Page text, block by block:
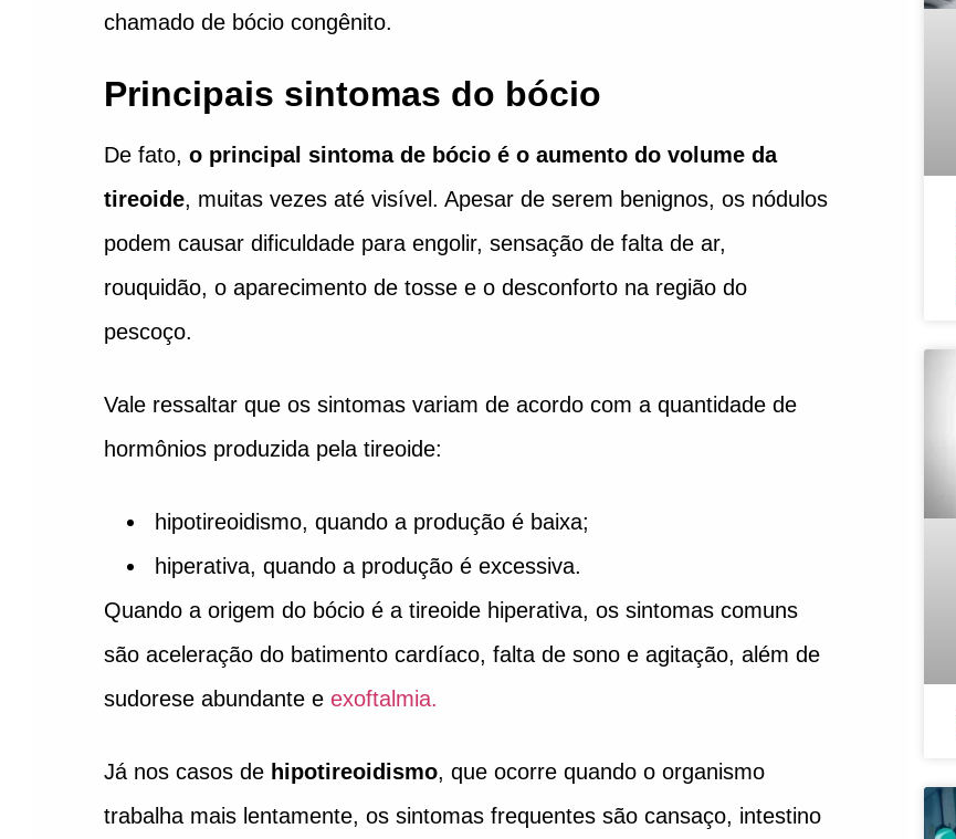
chamado de bócio congênito.
Principais sintomas do bócio
De fato, o principal sintoma de bócio é o aumento do volume da
tireoide, muitas vezes até visível. Apesar de serem benignos, os nódulos
podem causar dificuldade para engolir, sensação de falta de ar,
rouquidão, o aparecimento de tosse e o desconforto na região do
pescoço.
Vale ressaltar que os sintomas variam de acordo com a quantidade de
hormônios produzida pela tireoide:
hipotireoidismo, quando a produção é baixa;
hiperativa, quando a produção é excessiva.
Quando a origem do bócio é a tireoide hiperativa, os sintomas comuns
são aceleração do batimento cardíaco, falta de sono e agitação, além de
sudorese abundante e exoftalmia.
Já nos casos de hipotireoidismo, que ocorre quando o organismo
trabalha mais lentamente, os sintomas frequentes são cansaço, intestino